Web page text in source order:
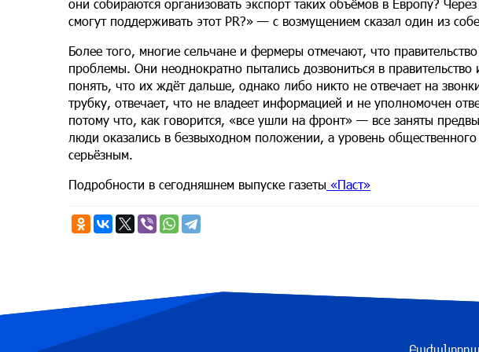
они собираются организовать экспорт таких объёмов в Европу?
смогут поддерживать этот PR?» — с возмущением сказал один из
Более того, многие сельчане и фермеры отмечают, что
проблемы. Они неоднократно пытались дозвониться в
понять, что их ждёт дальше, однако либо никто не отвечает на
трубку, отвечает, что не владеет информацией и не уполномочен
потому что, как говорится, «все ушли на фронт» — все заняты
люди оказались в безвыходном положении, а уровень
серьёзным.
Подробности в сегодняшнем выпуске газеты «Паст»